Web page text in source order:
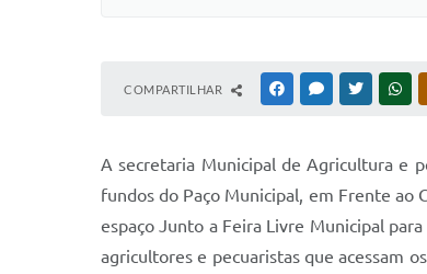
COMPARTILHAR FACEBOOKMESSENGER
TWITTER
A secretaria Municipal de Agricultura e
fundos do Paço Municipal, em Frente
espaço Junto a Feira Livre Municipal
agricultores e pecuaristas que acessam